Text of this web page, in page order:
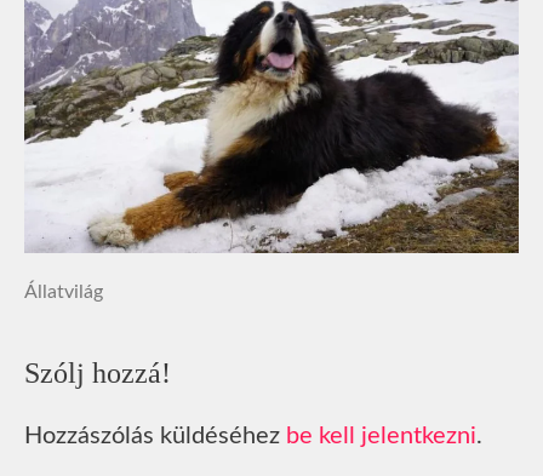
Állatvilág
Szólj hozzá!
Hozzászólás küldéséhez be kell jelentkezni.